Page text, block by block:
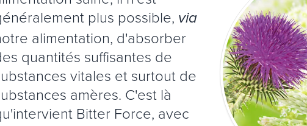
plus possible, via
alimentation, d'absorber
quantités suffisantes de
vitales et surtout de
amères. C'est là
Bitter Force, avec